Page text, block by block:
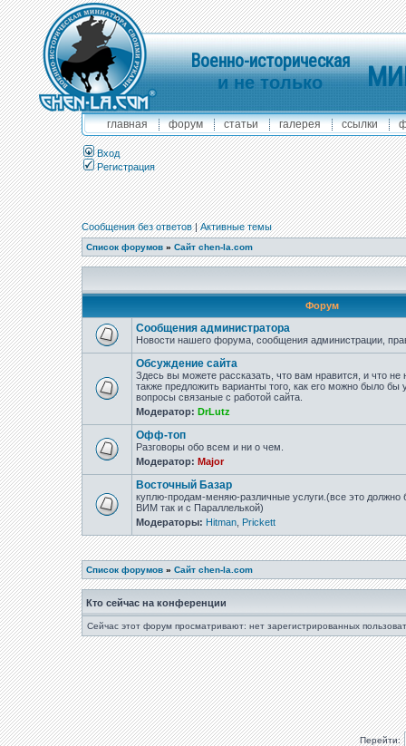
Военно-историческая
и не только
главная форум статьи галерея ссылки
Вход
Регистрация
Сообщения без ответов|Активные темы
Список форумов » Сайт chen-la.com
Форум
Сообщения администратора
Новости нашего форума, сообщения администрации,
Обсуждение сайта
Здесь вы можете рассказать, что вам нравится, и что не
также предложить варианты того, как его можно было бы
вопросы связаные с работой сайта.
Модератор: DrLutz
Офф-топ
Разговоры обо всем и ни о чем.
Модератор: Major
Восточный Базар
куплю-продам-меняю-различные услуги.(все это должно
ВИМ так и с Параллелькой)
Модераторы: Hitman Prickett
Список форумов » Сайт chen-la.com
Кто сейчас на конференции
Сейчас этот форум просматривают: нет зарегистрированных
Перейти: